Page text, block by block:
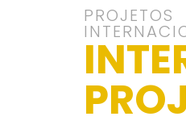
PROJETOS